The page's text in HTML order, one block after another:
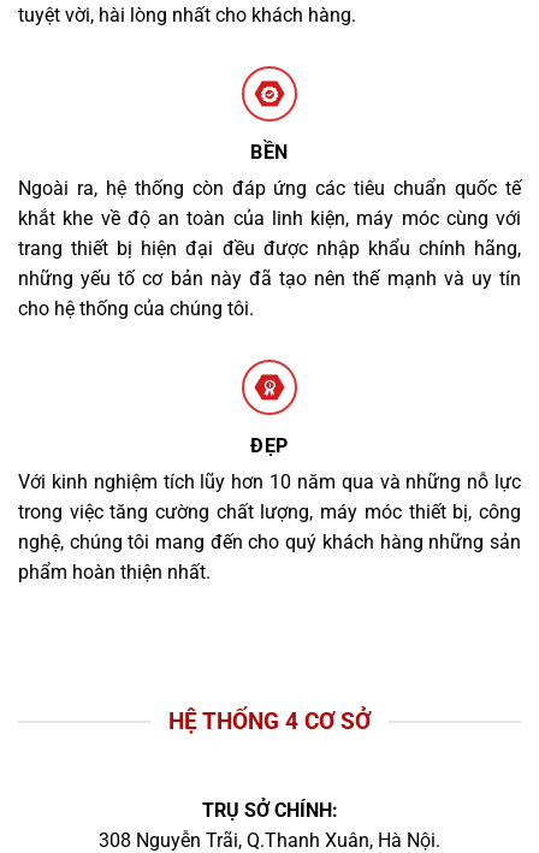
tuyệt vời, hài lòng nhất cho khách hàng.
BỀN
Ngoài ra, hệ thống còn đáp ứng các tiêu chuẩn quốc tế
khắt khe về độ an toàn của linh kiện, máy móc cùng với
trang thiết bị hiện đại đều được nhập khẩu chính hãng,
những yếu tố cơ bản này đã tạo nên thế mạnh và uy tín
cho hệ thống của chúng tôi.
ĐẸP
Với kinh nghiệm tích lũy hơn 10 năm qua và những nỗ lực
trong việc tăng cường chất lượng, máy móc thiết bị, công
nghệ, chúng tôi mang đến cho quý khách hàng những sản
phẩm hoàn thiện nhất.
HỆ THỐNG 4 CƠ SỞ
TRỤ SỞ CHÍNH:
308 Nguyễn Trãi, Q.Thanh Xuân, Hà Nội.